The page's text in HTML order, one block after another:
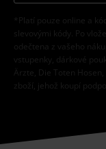
*Platí pouze online a
slevovými kódy. Po
odečtena z vašeho
vstupenky, dárkové
Ärzte, Die Toten Hosen,
zboží, jehož koupí